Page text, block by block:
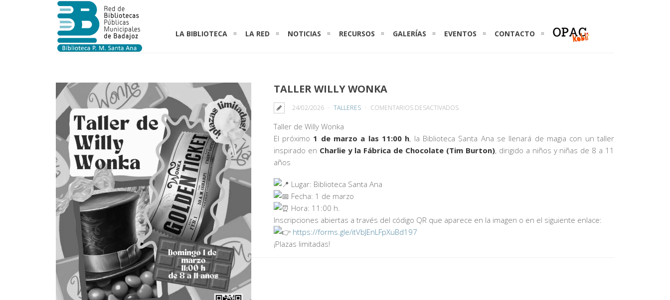
LA BIBLIOTECA LA RED NOTICIAS RECURSOS GALERÍAS EVENTOS CONTACTO
TALLER WILLY WONKA
24/02/2026 TALLERES COMENTARIOS DESACTIVADOSEN
WONKA
Taller de Willy Wonka
El próximo 1 de marzo a las 11:00 h, la Biblioteca Santa Ana se llenará de magia con un taller
inspirado en Charlie y la Fábrica de Chocolate (Tim Burton), dirigido a niños y niñas de 8 a 11
años
Lugar: Biblioteca Santa Ana
Fecha: 1 de marzo
Hora: 11:00 h.
Inscripciones abiertas a través del código QR que aparece en la imagen o en el siguiente enlace:
https://forms.gle/itVbJEnLFpXuBd197
¡Plazas limitadas!